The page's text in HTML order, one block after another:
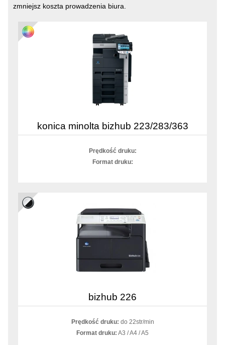
zmniejsz koszta prowadzenia biura.
konica minolta bizhub 223/283/363
Prędkość druku:
Format druku:
bizhub 226
Prędkość druku: do 22str/min
Format druku: A3 / A4 / A5